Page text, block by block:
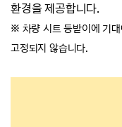
환경을 제공합니다.
※ 차량 시트 등받이에 기
고정되지 않습니다.